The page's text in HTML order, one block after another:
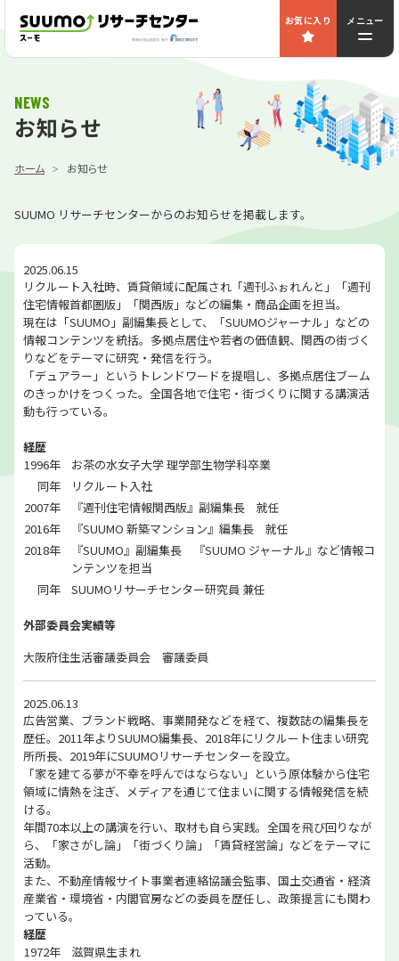
お気に入り メニュー
NEWS
お知らせ
ホーム お知らせ
SUUMO リサーチセンターからのお知らせを掲載します。
2025.06.15
リクルート入社時、賃貸領域に配属され「週刊ふぉれんと」「週刊
住宅情報首都圏版」「関西版」などの編集・商品企画を担当。
現在は「SUUMO」副編集長として、「SUUMOジャーナル」などの
情報コンテンツを統括。多拠点居住や若者の価値観、関西の街づく
りなどをテーマに研究・発信を行う。
「デュアラー」というトレンドワードを提唱し、多拠点居住ブーム
のきっかけをつくった。全国各地で住宅・街づくりに関する講演活
動も行っている。
経歴
1996年
お茶の水女子大学 理学部生物学科卒業
同年
リクルート入社
2007年
『週刊住宅情報関西版』副編集長 就任
2016年
『SUUMO 新築マンション』編集長 就任
2018年
『SUUMO』副編集長 『SUUMO ジャーナル』など情報コ
ンテンツを担当
同年
SUUMOリサーチセンター研究員 兼任
外部委員会実績等
大阪府住生活審議委員会 審議委員
2025.06.13
広告営業、ブランド戦略、事業開発などを経て、複数誌の編集長を
歴任。2011年よりSUUMO編集長、2018年にリクルート住まい研究
所所長、2019年にSUUMOリサーチセンターを設立。
「家を建てる夢が不幸を呼んではならない」という原体験から住宅
領域に情熱を注ぎ、メディアを通じて住まいに関する情報発信を続
ける。
年間70本以上の講演を行い、取材も自ら実践。全国を飛び回りなが
ら、「家さがし論」「街づくり論」「賃貸経営論」などをテーマに
活動。
また、不動産情報サイト事業者連絡協議会監事、国土交通省・経済
産業省・環境省・内閣官房などの委員を歴任し、政策提言にも関わ
っている。
経歴
1972年
滋賀県生まれ